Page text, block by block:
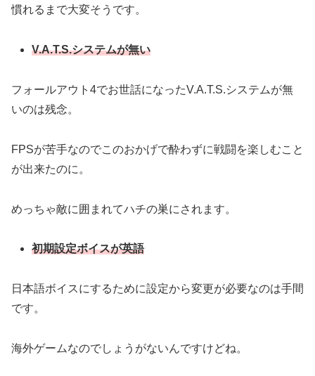
慣れるまで大変そうです。
V.A.T.S.システムが無い
フォールアウト4でお世話になったV.A.T.S.システムが無
いのは残念。
FPSが苦手なのでこのおかげで酔わずに戦闘を楽しむこと
が出来たのに。
めっちゃ敵に囲まれてハチの巣にされます。
初期設定ボイスが英語
日本語ボイスにするために設定から変更が必要なのは手間
です。
海外ゲームなのでしょうがないんですけどね。